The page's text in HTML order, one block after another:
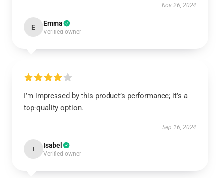
Nov 26, 2024
E Emma
Verified owner
I’m impressed by this product’s performance; it’s a
top-quality option.
Sep 16, 2024
I Isabel
Verified owner